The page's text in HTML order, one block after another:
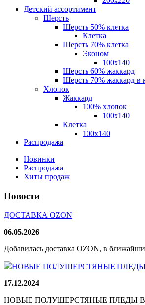
Детский ассортимент
Шерсть
Шерсть 50% клетка
Клетка
Шерсть 70% клетка
Эконом
100x140
Шерсть 60% жаккард
Шерсть 70% жаккард в
Хлопок
Жаккард
100% хлопок
100x140
Клетка
100х140
Распродажа
Новинки
Распродажа
Хиты продаж
Новости
ДОСТАВКА OZON
06.05.2026
Добавилась доставка OZON, в
НОВЫЕ ПОЛУШЕРСТЯНЫЕ
17.12.2024
НОВЫЕ ПОЛУШЕРСТЯНЫЕ ПЛЕДЫ В